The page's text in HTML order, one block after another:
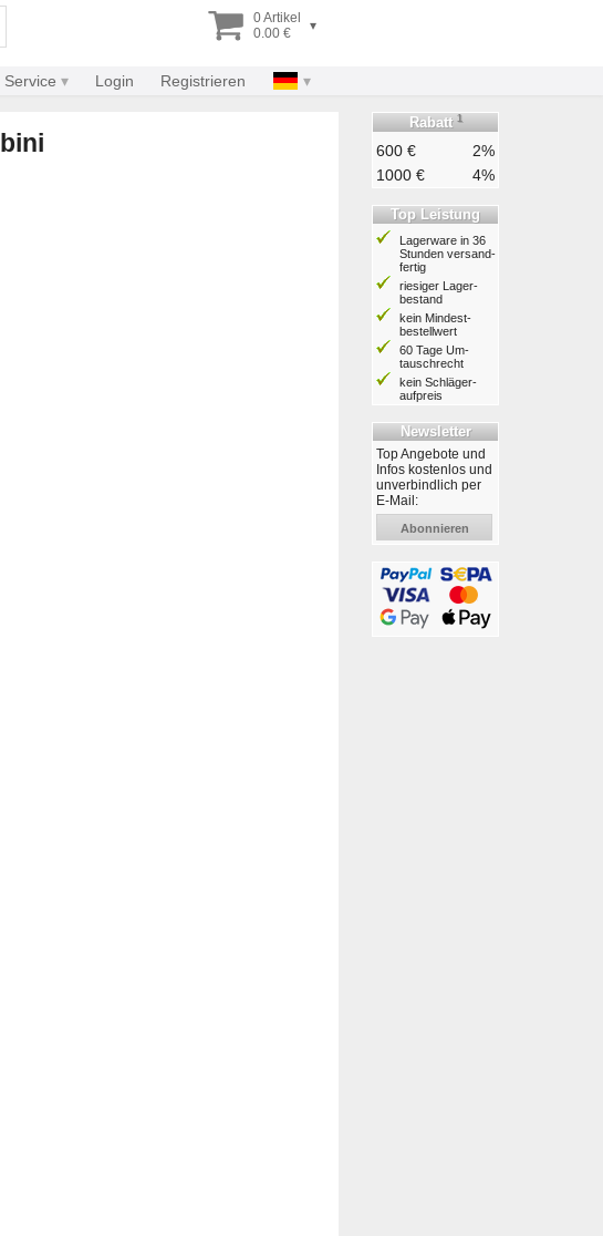
0 Artikel
0.00 €
▾
Service Login Registrieren
Rabatt 1
600 €
2%
1000 €
4%
Top Leistung
Lagerware in 36
Stunden ver­sand­
fertig
riesiger Lager­
bestand
kein Mindest­
bestell­wert
60 Tage Um­
tausch­recht
kein Schläger­
aufpreis
Newsletter
Top Angebote und
Infos kostenlos und
unverbindlich per
E-Mail:
Abonnieren